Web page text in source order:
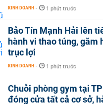
KINH DOANH - 1 phút trước
Bảo Tín Mạnh Hải lên
hành vi thao túng, găm
trục lợi
KINH DOANH - 1 phút trước
Chuỗi phòng gym tại
đóng cửa tất cả cơ sở,